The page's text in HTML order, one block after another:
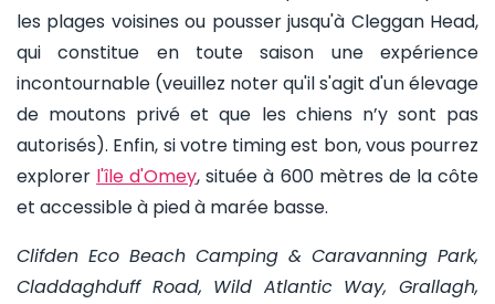
les plages voisines ou pousser jusqu'à Cleggan Head,
qui constitue en toute saison une expérience
incontournable (veuillez noter qu'il s'agit d'un élevage
de moutons privé et que les chiens n’y sont pas
autorisés). Enfin, si votre timing est bon, vous pourrez
explorer l'île d'Omey, située à 600 mètres de la côte
et accessible à pied à marée basse.
Clifden Eco Beach Camping & Caravanning Park,
Claddaghduff Road, Wild Atlantic Way, Grallagh,